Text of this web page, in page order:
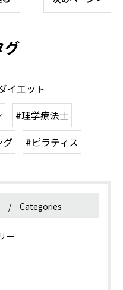
グ
イエット
#理学療法士
グ
#ピラティス
Categories
ー